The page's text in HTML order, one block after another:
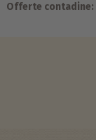
Offerte contadine: